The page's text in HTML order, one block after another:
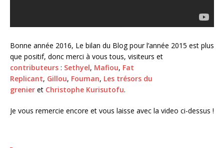
Bonne année 2016, Le bilan du Blog pour l’année 2015 est plus
que positif, donc merci à vous tous, visiteurs et
contributeurs : Sethyel, Mafiou, Fat
Replicant, Gillou, Fouman, Les trésors du
grenier et Christophe Kurisutofu.
Je vous remercie encore et vous laisse avec la video ci-dessus !